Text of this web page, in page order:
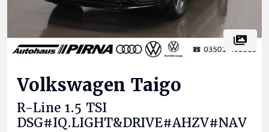
Volkswagen Taigo
R-Line 1.5 TSI
DSG#IQ.LIGHT&DRIVE#AHZV#NAV